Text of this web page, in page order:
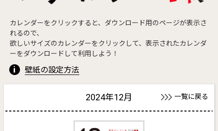
カレンダーをクリックすると、ダウンロード用のページが表示さ
れるので、
欲しいサイズのカレンダーをクリックして、表示されたカレンダ
ーをダウンロードして利用しよう！
壁紙の設定方法
2024年12月 一覧に戻る